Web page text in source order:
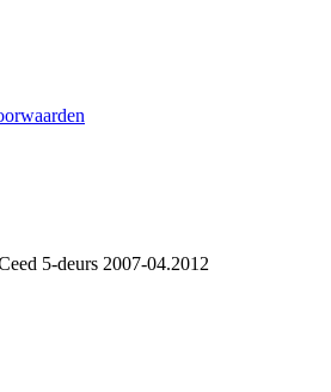
5-deurs 2007-04.2012